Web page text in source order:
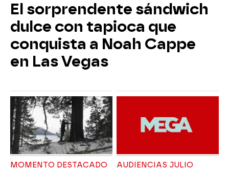
El sorprendente sándwich
dulce con tapioca que
conquista a Noah Cappe
en Las Vegas
MOMENTO DESTACADO AUDIENCIAS JULIO